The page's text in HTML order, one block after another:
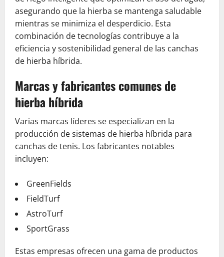
asegurando que la hierba se mantenga saludable
mientras se minimiza el desperdicio. Esta
combinación de tecnologías contribuye a la
eficiencia y sostenibilidad general de las canchas
de hierba híbrida.
Marcas y fabricantes comunes de
hierba híbrida
Varias marcas líderes se especializan en la
producción de sistemas de hierba híbrida para
canchas de tenis. Los fabricantes notables
incluyen:
GreenFields
FieldTurf
AstroTurf
SportGrass
Estas empresas ofrecen una gama de productos